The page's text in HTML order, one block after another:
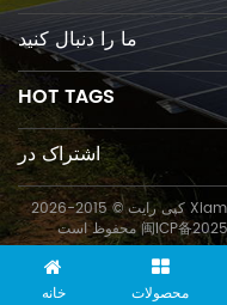
ما را دنبال کنید
HOT TAGS
اشتراک در
کپی رایت © 2015-2026 Xiamen Huge Energy Stock Co.,Ltd.کلیه حقوق
محفوظ است闽ICP备
خانه محصولات